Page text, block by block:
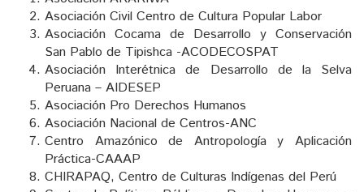
Asociación Civil Centro de Cultura Popular Labor
Asociación Cocama de Desarrollo y Conservación
San Pablo de Tipishca -ACODECOSPAT
Asociación Interétnica de Desarrollo de la Selva
Peruana – AIDESEP
Asociación Pro Derechos Humanos
Asociación Nacional de Centros-ANC
Centro Amazónico de Antropología y Aplicación
Práctica-CAAAP
CHIRAPAQ, Centro de Culturas Indígenas del Perú